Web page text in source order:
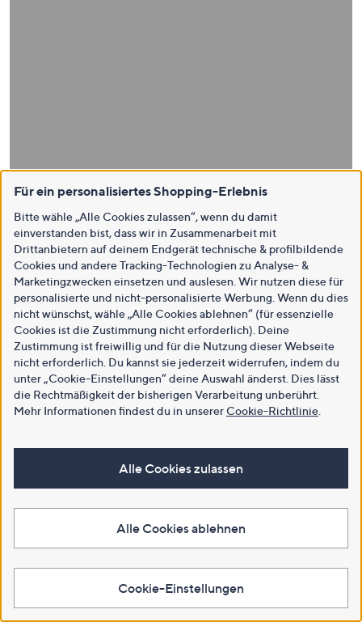
Für ein personalisiertes Shopping-Erlebnis
Bitte wähle „Alle Cookies zulassen“, wenn du damit
einverstanden bist, dass wir in Zusammenarbeit mit
Drittanbietern auf deinem Endgerät technische & profilbildende
Cookies und andere Tracking-Technologien zu Analyse- &
Marketingzwecken einsetzen und auslesen. Wir nutzen diese für
personalisierte und nicht-personalisierte Werbung. Wenn du dies
nicht wünschst, wähle „Alle Cookies ablehnen“ (für essenzielle
Cookies ist die Zustimmung nicht erforderlich). Deine
Zustimmung ist freiwillig und für die Nutzung dieser Webseite
nicht erforderlich. Du kannst sie jederzeit widerrufen, indem du
unter „Cookie-Einstellungen“ deine Auswahl änderst. Dies lässt
die Rechtmäßigkeit der bisherigen Verarbeitung unberührt.
Mehr Informationen findest du in unsererCookie-Richtlinie
Alle Cookies zulassen
Alle Cookies ablehnen
Cookie-Einstellungen